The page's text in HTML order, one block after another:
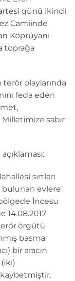
günü ikindi
Camiinde
Köprüyanı
toprağa
olaylarında
feda eden
sabır
sırtları
bulunan evlere
İncesu
14.08.2017
örgütü
basma
bir aracın
kaybetmiştir.